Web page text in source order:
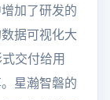
加了研发的
据可视化大
交付给用
星瀚智磐的